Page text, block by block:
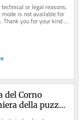
di
Gorizia
or legal reasons,
is not available for
Thank you for your kind
del Corno
della puzza: